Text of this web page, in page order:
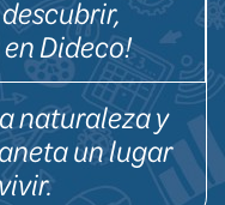
Dideco!
naturaleza y
un lugar